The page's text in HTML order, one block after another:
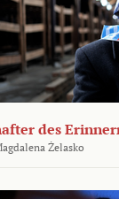
des
Żelasko